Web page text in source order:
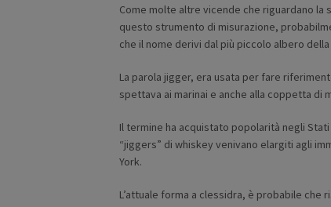
Come molte altre vicende che riguardano la
questo strumento di misurazione,
che il nome derivi dal più piccolo albero
La parola jigger, era usata per fare
spettava ai marinai e anche alla coppetta di
Il termine ha acquistato popolarità negli
“jiggers” di whiskey venivano elargiti agli
York.
L’attuale forma a clessidra, è probabile che